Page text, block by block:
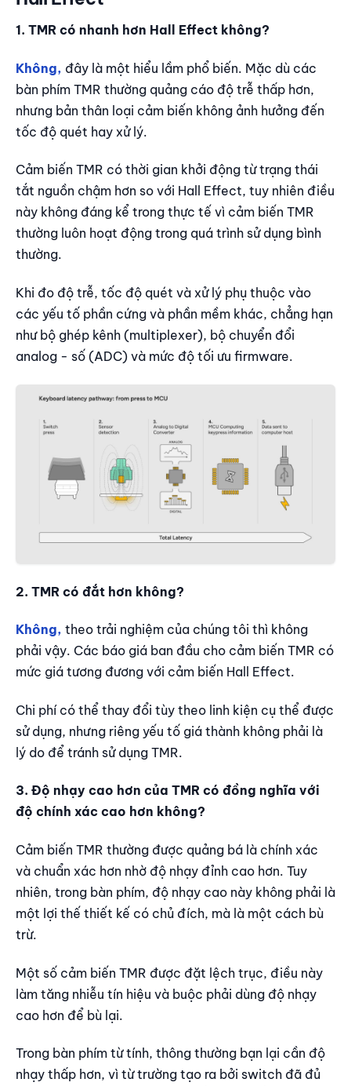
1. TMR có nhanh hơn Hall Effect không?
Không, đây là một hiểu lầm phổ biến. Mặc dù các
bàn phím TMR thường quảng cáo độ trễ thấp hơn,
nhưng bản thân loại cảm biến không ảnh hưởng đến
tốc độ quét hay xử lý.
Cảm biến TMR có thời gian khởi động từ trạng thái
tắt nguồn chậm hơn so với Hall Effect, tuy nhiên điều
này không đáng kể trong thực tế vì cảm biến TMR
thường luôn hoạt động trong quá trình sử dụng bình
thường.
Khi đo độ trễ, tốc độ quét và xử lý phụ thuộc vào
các yếu tố phần cứng và phần mềm khác, chẳng hạn
như bộ ghép kênh (multiplexer), bộ chuyển đổi
analog - số (ADC) và mức độ tối ưu firmware.
2. TMR có đắt hơn không?
Không, theo trải nghiệm của chúng tôi thì không
phải vậy. Các báo giá ban đầu cho cảm biến TMR có
mức giá tương đương với cảm biến Hall Effect.
Chi phí có thể thay đổi tùy theo linh kiện cụ thể được
sử dụng, nhưng riêng yếu tố giá thành không phải là
lý do để tránh sử dụng TMR.
3. Độ nhạy cao hơn của TMR có đồng nghĩa với
độ chính xác cao hơn không?
Cảm biến TMR thường được quảng bá là chính xác
và chuẩn xác hơn nhờ độ nhạy đỉnh cao hơn. Tuy
nhiên, trong bàn phím, độ nhạy cao này không phải là
một lợi thế thiết kế có chủ đích, mà là một cách bù
trừ.
Một số cảm biến TMR được đặt lệch trục, điều này
làm tăng nhiễu tín hiệu và buộc phải dùng độ nhạy
cao hơn để bù lại.
Trong bàn phím từ tính, thông thường bạn lại cần độ
nhạy thấp hơn, vì từ trường tạo ra bởi switch đã đủ